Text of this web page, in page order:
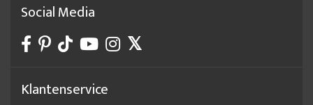
Social Media
Klantenservice